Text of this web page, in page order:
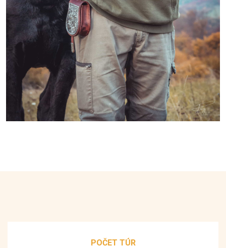
POČET TÚR